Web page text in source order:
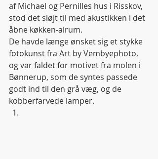
af Michael og Pernilles hus i Risskov,
stod det sløjt til med akustikken i det
åbne køkken-alrum.
De havde længe ønsket sig et stykke
fotokunst fra Art by Vembyephoto,
og var faldet for motivet fra molen i
Bønnerup, som de syntes passede
godt ind til den grå væg, og de
kobberfarvede lamper.